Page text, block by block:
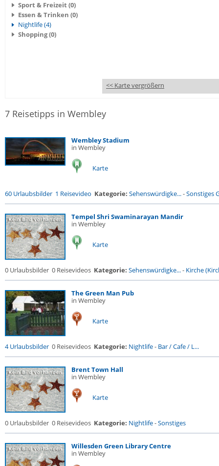
Sport & Freizeit (0)
Essen & Trinken (0)
Nightlife (4)
Shopping (0)
<< Karte vergrößern
7 Reisetipps in Wembley
Wembley Stadium
in Wembley
Karte
60 Urlaubsbilder 1 Reisevideo Kategorie: Sehenswürdigke...-Sonstiges
Tempel Shri Swaminarayan Mandir
in Wembley
Karte
0 Urlaubsbilder 0 Reisevideos Kategorie: Sehenswürdigke...- Kirche
The Green Man Pub
in Wembley
Karte
4 Urlaubsbilder 0 Reisevideos Kategorie: Nightlife- Bar / Cafe / L...
Brent Town Hall
in Wembley
Karte
0 Urlaubsbilder 0 Reisevideos Kategorie: Nightlife-Sonstiges
Willesden Green Library Centre
in Wembley